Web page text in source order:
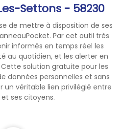
Settons - 58230
de mettre à disposition de ses
Par cet outil très
informés en temps réel les
au quotidien, et les alerter en
solution gratuite pour les
données personnelles et sans
un véritable lien privilégié entre
ses citoyens.